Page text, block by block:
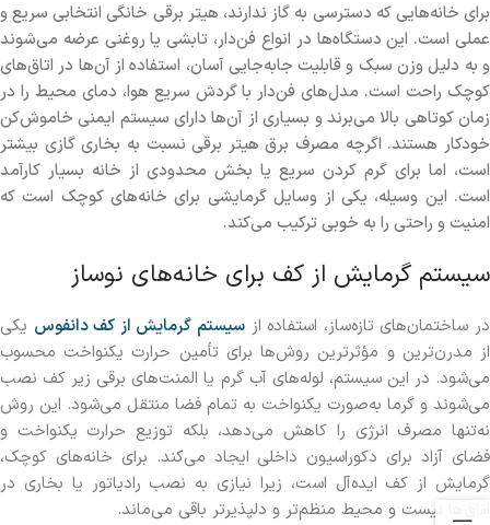
برای خانه‌هایی که دسترسی به گاز ندارند، هیتر برقی خانگی انتخابی سریع و
عملی است. این دستگاه‌ها در انواع فن‌دار، تابشی یا روغنی عرضه می‌شوند
و به دلیل وزن سبک و قابلیت جابه‌جایی آسان، استفاده از آن‌ها در اتاق‌های
کوچک راحت است. مدل‌های فن‌دار با گردش سریع هوا، دمای محیط را در
زمان کوتاهی بالا می‌برند و بسیاری از آن‌ها دارای سیستم ایمنی خاموش‌کن
خودکار هستند. اگرچه مصرف برق هیتر برقی نسبت به بخاری گازی بیشتر
است، اما برای گرم کردن سریع یا بخش محدودی از خانه بسیار کارآمد
است. این وسیله، یکی از وسایل گرمایشی برای خانه‌های کوچک است که
امنیت و راحتی را به خوبی ترکیب می‌کند.
سیستم گرمایش از کف برای خانه‌های نوساز
در ساختمان‌های تازه‌ساز، استفاده از سیستم گرمایش از کف دانفوس یکی
از مدرن‌ترین و مؤثرترین روش‌ها برای تأمین حرارت یکنواخت محسوب
می‌شود. در این سیستم، لوله‌های آب گرم یا المنت‌های برقی زیر کف نصب
می‌شوند و گرما به‌صورت یکنواخت به تمام فضا منتقل می‌شود. این روش
نه‌تنها مصرف انرژی را کاهش می‌دهد، بلکه توزیع حرارت یکنواخت و
فضای آزاد برای دکوراسیون داخلی ایجاد می‌کند. برای خانه‌های کوچک،
گرمایش از کف ایده‌آل است، زیرا نیازی به نصب رادیاتور یا بخاری در
اتاق‌ها نیست و محیط منظم‌تر و دلپذیرتر باقی می‌ماند.